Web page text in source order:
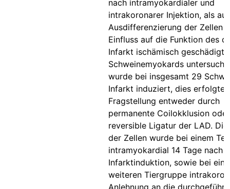
nach intramyokardialer und
intrakoronarer Injektion, als
Ausdifferenzierung der Zellen
Einfluss auf die Funktion des
Infarkt ischämisch
Schweinemyokards
wurde bei insgesamt 29
Infarkt induziert, dies erfolgte
Fragstellung entweder durch
permanente Coilokklusion
reversible Ligatur der LAD.
der Zellen wurde bei einem
intramyokardial 14 Tage nach
Infarktinduktion, sowie bei
weiteren Tiergruppe
Anlehnung an die